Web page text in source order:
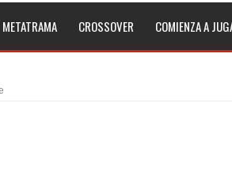
METATRAMA CROSSOVER COMIENZA A